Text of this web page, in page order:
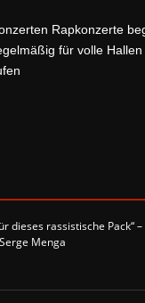
Rapkonzerte
für volle
dieses rassistische Pack“
Menga